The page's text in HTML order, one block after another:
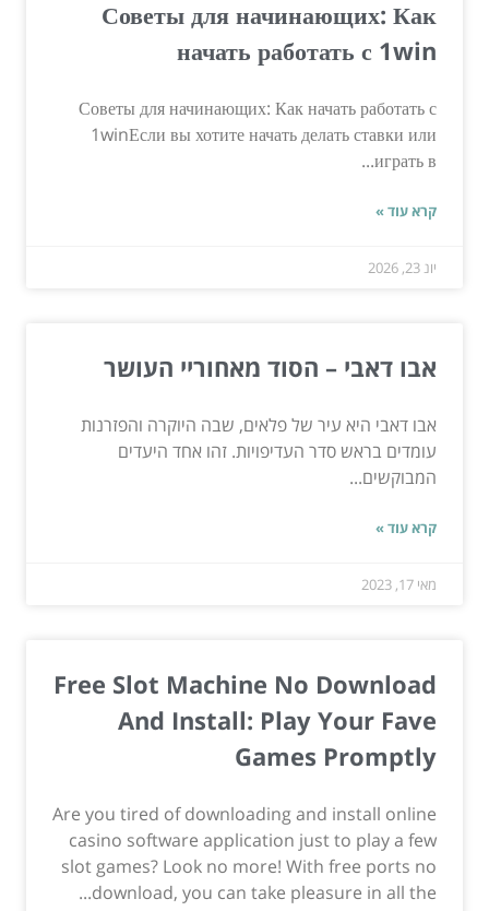
Советы для начинающих: Как
начать работать с 1win
Советы для начинающих: Как начать работать с
1winЕсли вы хотите начать делать ставки или
играть в...
קרא עוד »
יונ 23, 2026
אבו דאבי – הסוד מאחוריי העושר
אבו דאבי היא עיר של פלאים, שבה היוקרה והפזרנות
עומדים בראש סדר העדיפויות. זהו אחד היעדים
המבוקשים...
קרא עוד »
מאי 17, 2023
Free Slot Machine No Download
And Install: Play Your Fave
Games Promptly
Are you tired of downloading and install online
casino software application just to play a few
slot games? Look no more! With free ports no
download, you can take pleasure in all the...